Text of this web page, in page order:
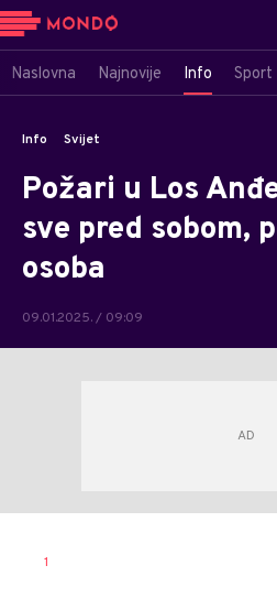
Naslovna Najnovije Info Sport
Info Svijet
Požari u Los
sve pred sobom,
osoba
09.01.2025. / 09:09
AUTOR
1